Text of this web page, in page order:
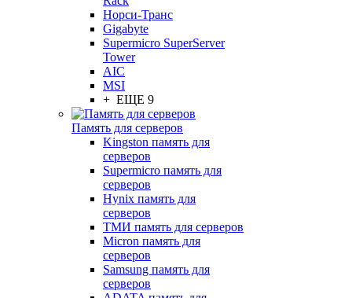
Норси-Транс
Gigabyte
Supermicro SuperServer
Tower
AIC
MSI
+ ЕЩЕ 9
Память для серверов
Kingston память для
серверов
Supermicro память для
серверов
Hynix память для
серверов
ТМИ память для серверов
Micron память для
серверов
Samsung память для
серверов